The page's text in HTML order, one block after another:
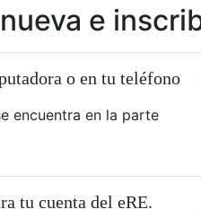
e
o en tu teléfono
encuentra en la parte
tu cuenta del eRE.